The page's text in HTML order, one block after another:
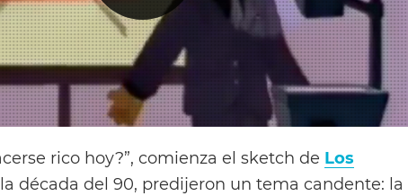
rico hoy?”, comienza el sketch de Los
década del 90, predijeron un tema candente: la